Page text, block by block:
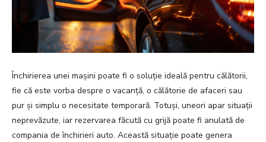
Închirierea unei mașini poate fi o soluție ideală pentru călătorii,
fie că este vorba despre o vacanță, o călătorie de afaceri sau
pur și simplu o necesitate temporară. Totuși, uneori apar situații
neprevăzute, iar rezervarea făcută cu grijă poate fi anulată de
compania de închirieri auto. Această situație poate genera